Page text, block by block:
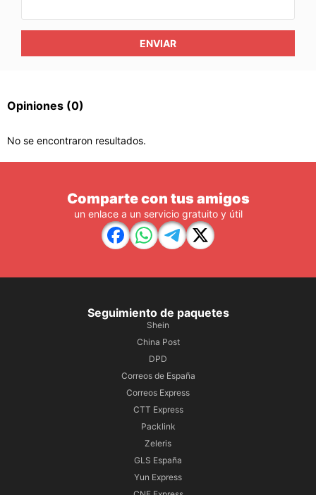
ENVIAR
Opiniones (0)
No se encontraron resultados.
Comparte con tus amigos
un enlace a un servicio gratuito y útil
Seguimiento de paquetes
Shein
China Post
DPD
Correos de España
Correos Express
CTT Express
Packlink
Zeleris
GLS España
Yun Express